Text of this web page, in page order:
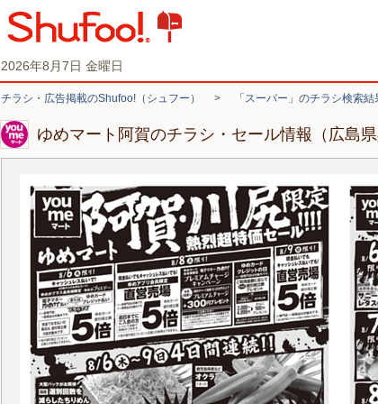
2026年8月7日 金曜日
チラシ・広告掲載のShufoo!（シュフー） > 「スーパー」のチラシ検索結
ゆめマート阿賀のチラシ・セール情報（広島県